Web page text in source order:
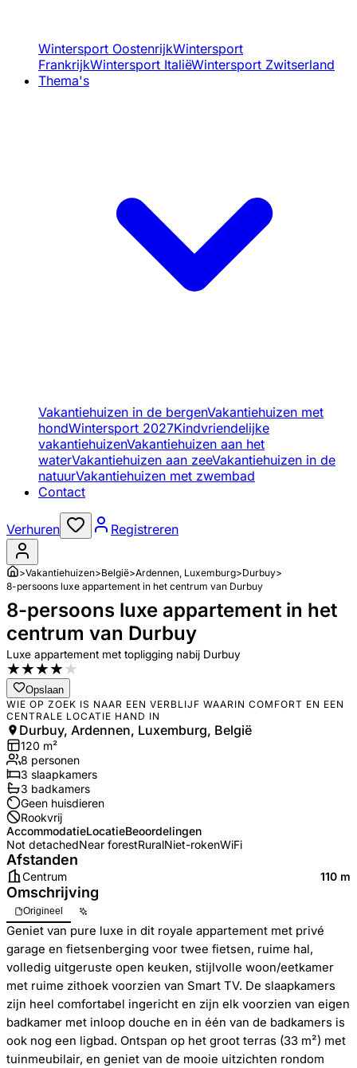
Wintersport OostenrijkWintersport
FrankrijkWintersport ItaliëWintersport Zwitserland
Thema's
Vakantiehuizen in de bergenVakantiehuizen met
hondWintersport 2027Kindvriendelijke
vakantiehuizenVakantiehuizen aan het
waterVakantiehuizen aan zeeVakantiehuizen in de
natuurVakantiehuizen met zwembad
Contact
Verhuren Registreren
>Vakantiehuizen>België>Ardennen, Luxemburg>Durbuy>
8-persoons luxe appartement in het centrum van Durbuy
8-persoons luxe appartement in het
centrum van Durbuy
Luxe appartement met topligging nabij Durbuy
★★★★★
Opslaan
WIE OP ZOEK IS NAAR EEN VERBLIJF WAARIN COMFORT EN EEN
CENTRALE LOCATIE HAND IN
Durbuy, Ardennen, Luxemburg, België
120 m²
8 personen
3 slaapkamers
3 badkamers
Geen huisdieren
Rookvrij
AccommodatieLocatieBeoordelingen
Not detachedNear forestRuralNiet-rokenWiFi
Afstanden
Centrum 110 m
Omschrijving
Origineel
Geniet van pure luxe in dit royale appartement met privé
garage en fietsenberging voor twee fietsen, ruime hal,
volledig uitgeruste open keuken, stijlvolle woon/eetkamer
met ruime zithoek voorzien van Smart TV. De slaapkamers
zijn heel comfortabel ingericht en zijn elk voorzien van eigen
badkamer met inloop douche en in één van de badkamers is
ook nog een ligbad. Ontspan op het groot terras (33 m²) met
tuinmeubilair, en geniet van de mooie uitzichten rondom